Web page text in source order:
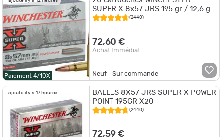
Paiement 4/10X
SUPER X 8x57 JRS 195 gr / 12,6 g
POWER POINT - 8x57 JRS Power
(2440)
72,60 €
Achat Immédiat
Neuf - Sur commande
ajouté il y a 17 heures
BALLES 8X57 JRS SUPER X POWER
POINT 195GR X20
(2440)
72,59 €